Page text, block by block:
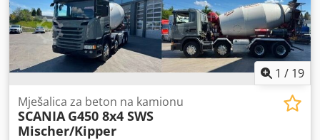
1 / 19
Mješalica za beton na kamionu
SCANIA G450 8x4 SWS
Mischer/Kipper